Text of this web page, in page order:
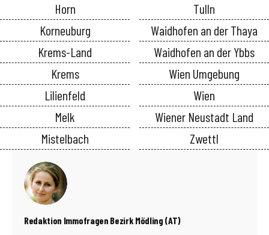
Horn
Korneuburg
Krems-Land
Krems
Lilienfeld
Melk
Mistelbach
Tulln
Waidhofen an der Thaya
Waidhofen an der Ybbs
Wien Umgebung
Wien
Wiener Neustadt Land
Zwettl
Redaktion Immofragen Bezirk Mödling (AT)